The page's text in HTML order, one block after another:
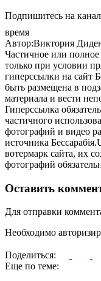
Подпишитесь на
время
Автор:Виктория
Частичное или полное
только при условии
гиперссылки на сайт
быть размещена в
материала и вести
Гиперссылка
частичного
фотографий и видео
источника
вотермарк сайта, их
фотографий
Оставить
Для отправки
Необходимо
Поделиться:
Еще по теме: